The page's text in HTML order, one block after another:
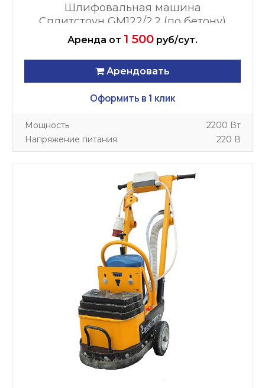
Шлифовальная машина
Сплитстоун GM122/2.2 (по бетону)
Аренда от 1 500 руб/сут.
Арендовать
Оформить в 1 клик
Мощность
2200 Вт
Напряжение питания
220 В